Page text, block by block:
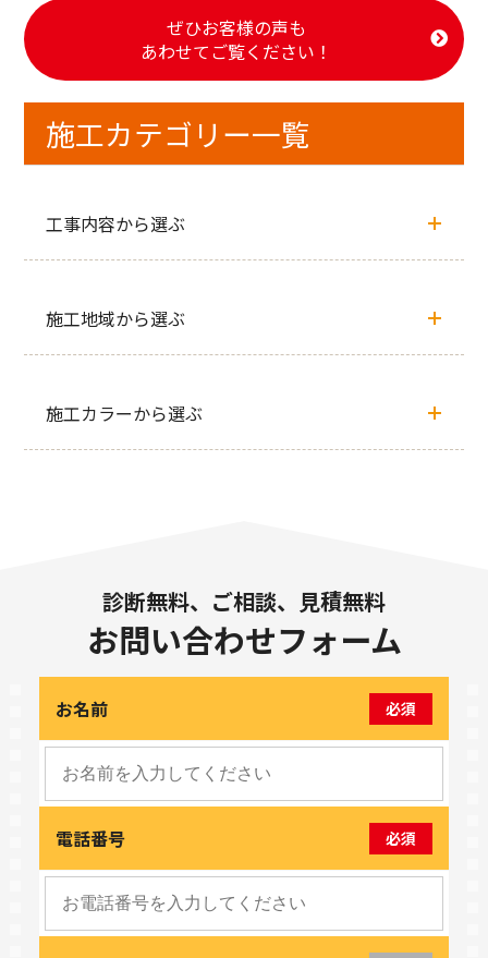
ぜひお客様の声も
あわせてご覧ください！
施工カテゴリー一覧
工事内容から選ぶ
施工地域から選ぶ
施工カラーから選ぶ
診断無料、ご相談、見積無料
お問い合わせフォーム
お名前 必須
電話番号 必須